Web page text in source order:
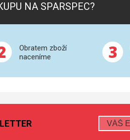
NA SPARSPEC?
Obratem zboží
naceníme
3